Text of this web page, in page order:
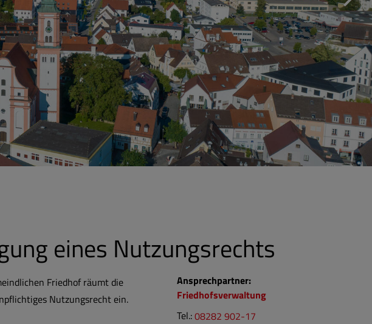
eines Nutzungsrechts
Friedhof räumt die
Nutzungsrecht ein.
Ansprechpartner:
Friedhofsverwaltung
Tel.:08282 902-17